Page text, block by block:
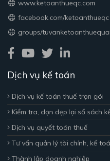
www.ketoanthueqc.com
facebook.com/ketoanthueqc
groups/
Dịch vụ kế toán
Dịch vụ kế toán thuế trọn gói
Kiểm tra, dọn dẹp lại sổ sách
Dịch vụ quyết toán thuế
Tư vấn quản lý tài chính, kế
Thành lập doanh nghiệp